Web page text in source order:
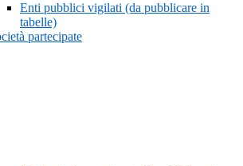
Enti pubblici vigilati (da pubblicare in
tabelle)
partecipate